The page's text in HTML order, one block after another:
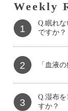
Weekly
1
Q.眠れ
ですか？
2 「血液
3
Q.湿布
すか？